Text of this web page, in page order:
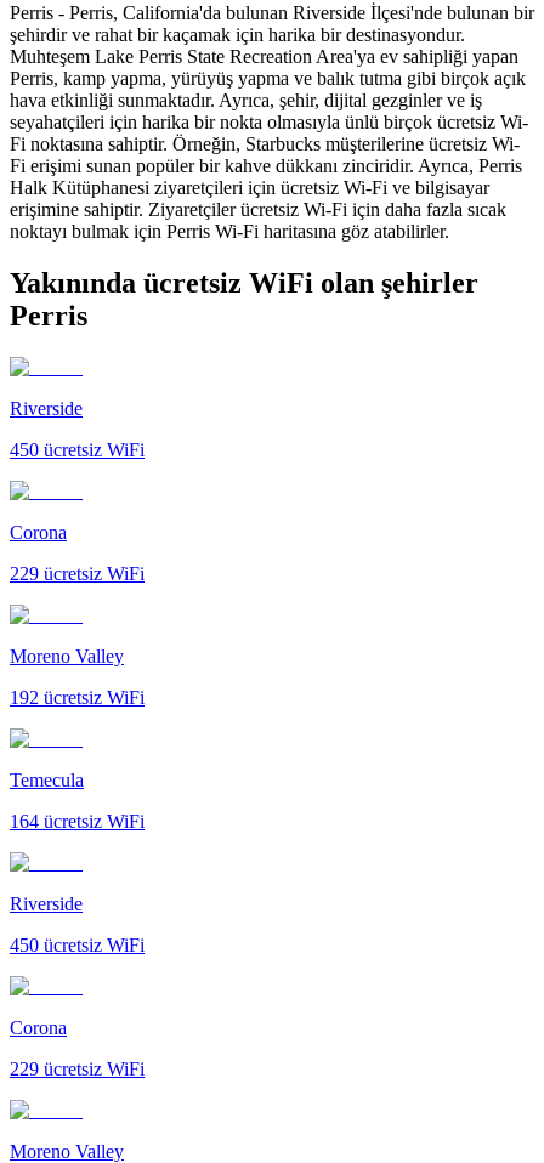
Perris - Perris, California'da bulunan Riverside İlçesi'nde bulunan bir
şehirdir ve rahat bir kaçamak için harika bir destinasyondur.
Muhteşem Lake Perris State Recreation Area'ya ev sahipliği yapan
Perris, kamp yapma, yürüyüş yapma ve balık tutma gibi birçok açık
hava etkinliği sunmaktadır. Ayrıca, şehir, dijital gezginler ve iş
seyahatçileri için harika bir nokta olmasıyla ünlü birçok ücretsiz Wi-
Fi noktasına sahiptir. Örneğin, Starbucks müşterilerine ücretsiz Wi-
Fi erişimi sunan popüler bir kahve dükkanı zinciridir. Ayrıca, Perris
Halk Kütüphanesi ziyaretçileri için ücretsiz Wi-Fi ve bilgisayar
erişimine sahiptir. Ziyaretçiler ücretsiz Wi-Fi için daha fazla sıcak
noktayı bulmak için Perris Wi-Fi haritasına göz atabilirler.
Yakınında ücretsiz WiFi olan şehirler
Perris
Riverside
450 ücretsiz WiFi
Corona
229 ücretsiz WiFi
Moreno Valley
192 ücretsiz WiFi
Temecula
164 ücretsiz WiFi
Riverside
450 ücretsiz WiFi
Corona
229 ücretsiz WiFi
Moreno Valley